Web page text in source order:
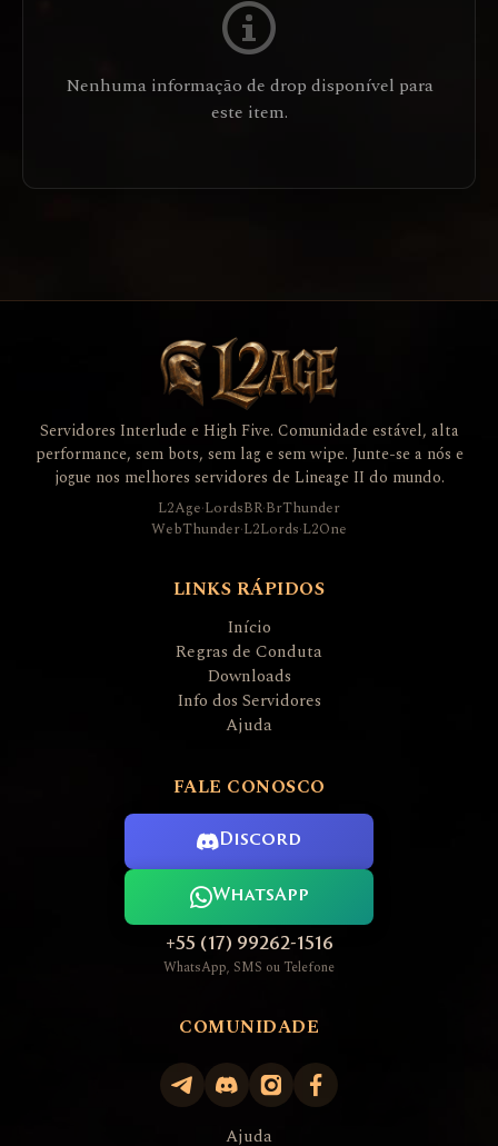
Nenhuma informação de drop disponível para
este item.
Servidores Interlude e High Five. Comunidade estável, alta
performance, sem bots, sem lag e sem wipe. Junte-se a nós e
jogue nos melhores servidores de Lineage II do mundo.
L2Age·LordsBR·BrThunder
WebThunder·L2Lords·L2One
LINKS RÁPIDOS
Início
Regras de Conduta
Downloads
Info dos Servidores
Ajuda
FALE CONOSCO
Discord
WhatsApp
+55 (17) 99262-1516
WhatsApp, SMS ou Telefone
COMUNIDADE
Ajuda